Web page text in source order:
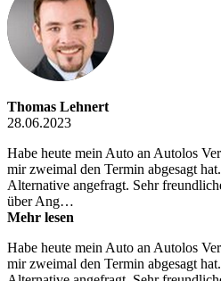
Thomas Lehnert
28.06.2023
Habe heute mein Auto an Autolos
mir zweimal den Termin abgesagt
Alternative angefragt. Sehr
über Ang…
Mehr lesen
Habe heute mein Auto an Autolos
mir zweimal den Termin abgesagt